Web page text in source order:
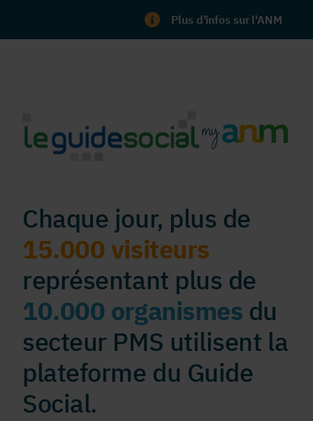
Plus d'infos sur l'ANM
Chaque jour, plus de
15.000 visiteurs
représentant plus de
10.000 organismes du
secteur PMS utilisent la
plateforme du Guide
Social.